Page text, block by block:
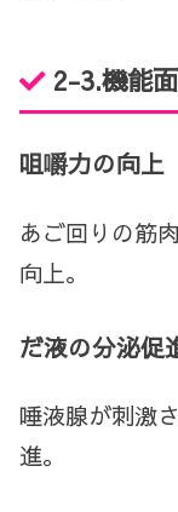
2-3.機能
咀嚼力の向上
あご回りの筋
向上。
だ液の分泌促
唾液腺が刺激
進。